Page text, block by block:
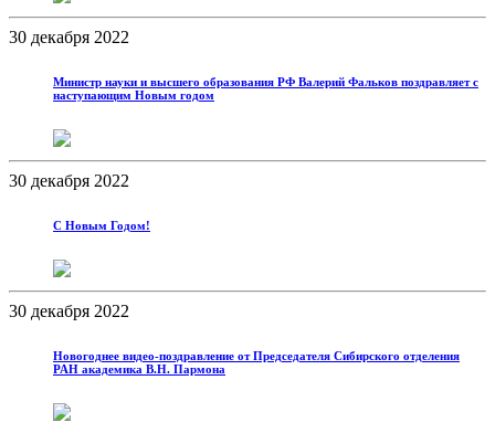
30 декабря 2022
Министр науки и высшего образования РФ Валерий Фальков поздравляет с
наступающим Новым годом
30 декабря 2022
С Новым Годом!
30 декабря 2022
Новогоднее видео-поздравление от Председателя Сибирского отделения
РАН академика В.Н. Пармона